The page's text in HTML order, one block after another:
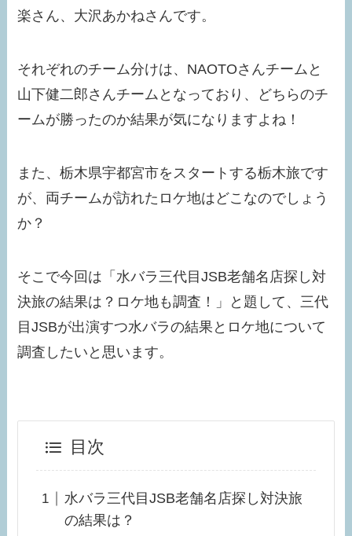
楽さん、大沢あかねさんです。
それぞれのチーム分けは、NAOTOさんチームと
山下健二郎さんチームとなっており、どちらのチ
ームが勝ったのか結果が気になりますよね！
また、栃木県宇都宮市をスタートする栃木旅です
が、両チームが訪れたロケ地はどこなのでしょう
か？
そこで今回は「水バラ三代目JSB老舗名店探し対
決旅の結果は？ロケ地も調査！」と題して、三代
目JSBが出演すつ水バラの結果とロケ地について
調査したいと思います。
目次
水バラ三代目JSB老舗名店探し対決旅
の結果は？